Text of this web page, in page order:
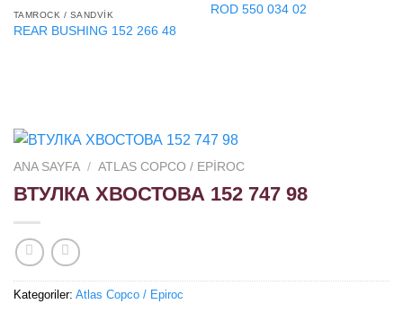
TAMROCK / SANDVIK
REAR BUSHING 152 266 48
ROD 550 034 02
ANA SAYFA / ATLAS COPCO / EPIROC
ВТУЛКА ХВОСТОВА 152 747 98
Kategoriler: Atlas Copco / Epiroc